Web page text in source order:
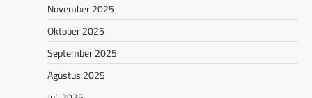
November 2025
Oktober 2025
September 2025
Agustus 2025